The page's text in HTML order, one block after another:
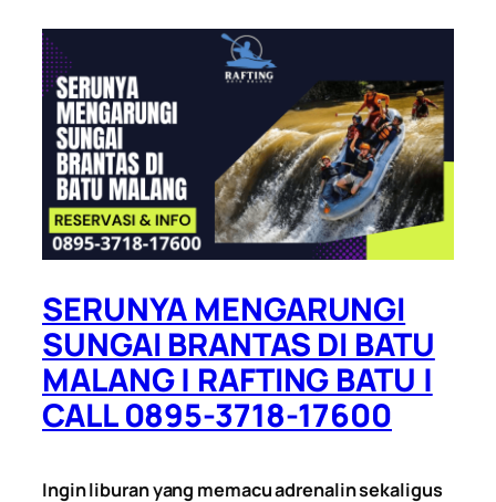
SERUNYA MENGARUNGI
SUNGAI BRANTAS DI BATU
MALANG | RAFTING BATU |
CALL 0895-3718-17600
Ingin liburan yang memacu adrenalin sekaligus